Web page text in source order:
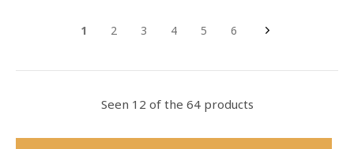
1 2 3 4 5 6
Seen 12 of the 64 products